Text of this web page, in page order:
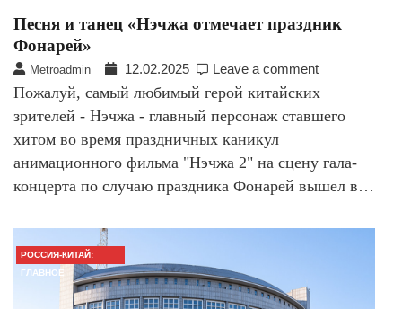
Песня и танец «Нэчжа отмечает праздник
Фонарей»
Metroadmin 12.02.2025 Leave a comment
Пожалуй, самый любимый герой китайских
зрителей - Нэчжа - главный персонаж ставшего
хитом во время праздничных каникул
анимационного фильма "Нэчжа 2" на сцену гала-
концерта по случаю праздника Фонарей вышел в…
РОССИЯ-КИТАЙ:
ГЛАВНОЕ